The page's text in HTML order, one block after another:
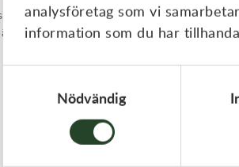
analysföretag som vi
information som du har
Nödvändig
Kostnader för delar, packningar, bussningar,
priser och specifikationer.